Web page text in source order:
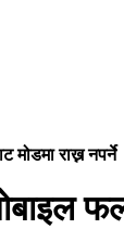
राख्न नपर्ने